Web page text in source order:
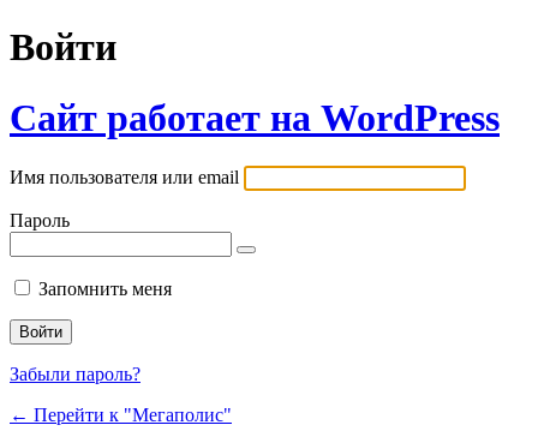
Войти
Сайт работает на WordPress
Имя пользователя или email
Пароль
Запомнить меня
Забыли пароль?
← Перейти к "Мегаполис"